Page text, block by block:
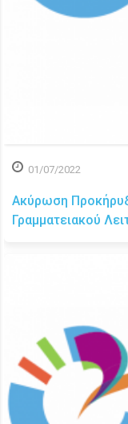
01/07/2022
Ακύρωση
Γραμματειακού